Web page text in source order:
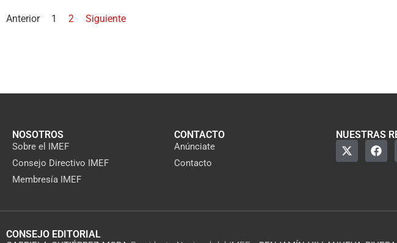
Anterior 1 2 Siguiente
NOSOTROS
Sobre el IMEF
Consejo Directivo IMEF
Membresía IMEF
CONTACTO
Anúnciate
Contacto
NUESTRAS
CONSEJO EDITORIAL